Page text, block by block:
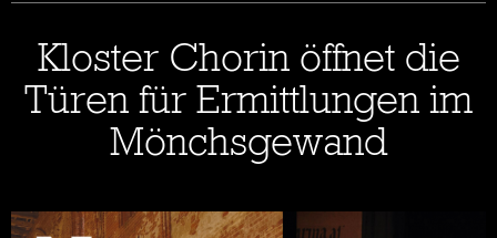
Kloster Chorin öffnet die
Türen für Ermittlungen im
Mönchsgewand